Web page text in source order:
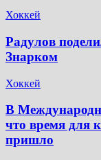
Хоккей
Радулов
Знарком
Хоккей
В
что время для
пришло